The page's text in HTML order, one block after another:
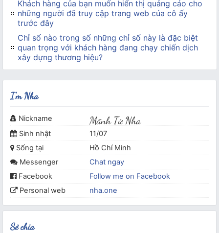
Khách hàng của bạn muốn hiển thị quảng cáo cho
những người đã truy cập trang web của cô ấy
trước đây
Chỉ số nào trong số những chỉ số này là đặc biệt
quan trọng với khách hàng đang chạy chiến dịch
xây dựng thương hiệu?
I'm Nha
Nickname Mãnh Tử Nha
Sinh nhật
11/07
Sống tại
Hồ Chí Minh
Messenger
Chat ngay
Facebook
Follow me on Facebook
Personal web
nha.one
Sẻ chia